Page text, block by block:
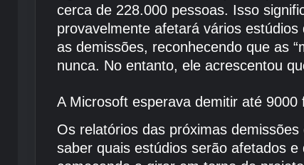
cerca de 228.000 pessoas. Isso
provavelmente afetará vários
as demissões, reconhecendo que as
nunca. No entanto, ele acrescentou
A Microsoft esperava demitir até 9000
Os relatórios das próximas
saber quais estúdios serão afetados